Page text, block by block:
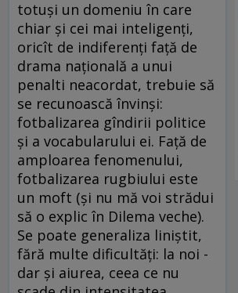
totuşi un domeniu în care
chiar şi cei mai inteligenţi,
oricît de indiferenţi faţă de
drama naţională a unui
penalti neacordat, trebuie să
se recunoască învinşi:
fotbalizarea gîndirii politice
şi a vocabularului ei. Faţă de
amploarea fenomenului,
fotbalizarea rugbiului este
un moft (şi nu mă voi strădui
să o explic în Dilema veche).
Se poate generaliza liniştit,
fără multe dificultăţi: la noi -
dar şi aiurea, ceea ce nu